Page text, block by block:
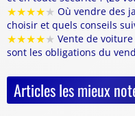
★★★★★ Où vendre des
choisir et quels conseils
★★★★★ Vente de
sont les obligations du
Articles les mieux